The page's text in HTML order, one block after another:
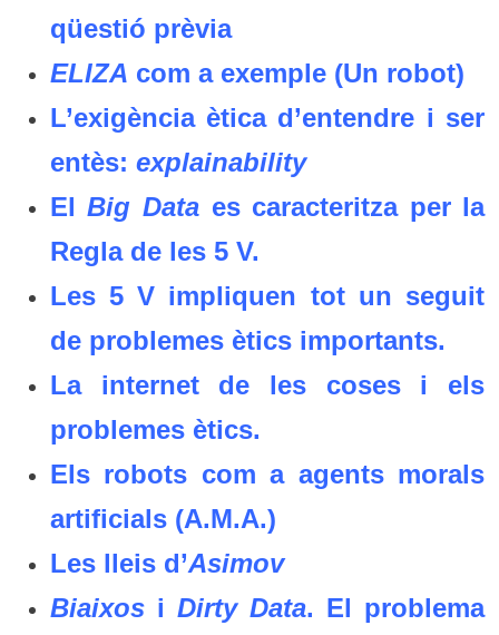
qüestió prèvia
ELIZA com a exemple (Un robot)
L’exigència ètica d’entendre i ser
entès: explainability
ElBig Dataes caracteritza per la
Regla de les 5 V.
Les 5 V impliquen tot un seguit
de problemes ètics importants.
La internet de les coses i els
problemes ètics.
Els robots com a agents morals
artificials (A.M.A.)
Les lleis d’Asimov
Biaixosi Dirty Data. El problema